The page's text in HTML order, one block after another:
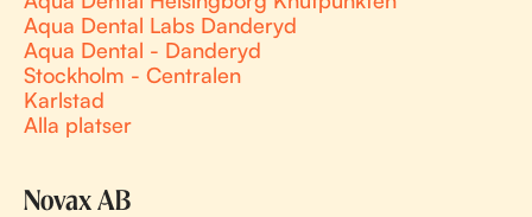
Aqua Dental Labs Danderyd
Aqua Dental - Danderyd
Stockholm - Centralen
Karlstad
Alla platser
Novax AB